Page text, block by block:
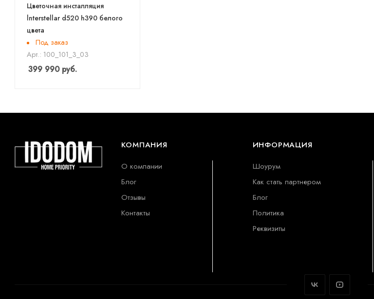
Цветочная инсталляция
lnterstellar d520 h390 белого
цвета
Под заказ
Арт.: 100_101_3_03
399 990руб.
КОМПАНИЯ
О компании
Блог
Отзывы
Контакты
ИНФОРМАЦИЯ
Шоурум
Как стать партнером
Блог
Политика
Реквизиты